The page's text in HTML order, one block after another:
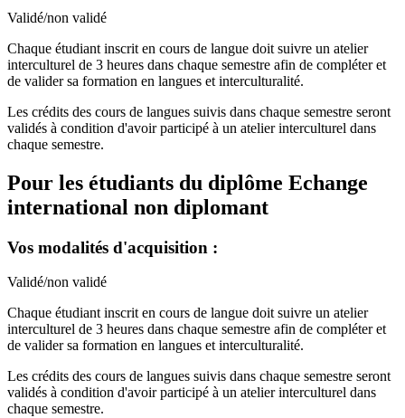
Validé/non validé
Chaque étudiant inscrit en cours de langue doit suivre un atelier
interculturel de 3 heures dans chaque semestre afin de compléter et
de valider sa formation en langues et interculturalité.
Les crédits des cours de langues suivis dans chaque semestre seront
validés à condition d'avoir participé à un atelier interculturel dans
chaque semestre.
Pour les étudiants du diplôme Echange
international non diplomant
Vos modalités d'acquisition :
Validé/non validé
Chaque étudiant inscrit en cours de langue doit suivre un atelier
interculturel de 3 heures dans chaque semestre afin de compléter et
de valider sa formation en langues et interculturalité.
Les crédits des cours de langues suivis dans chaque semestre seront
validés à condition d'avoir participé à un atelier interculturel dans
chaque semestre.